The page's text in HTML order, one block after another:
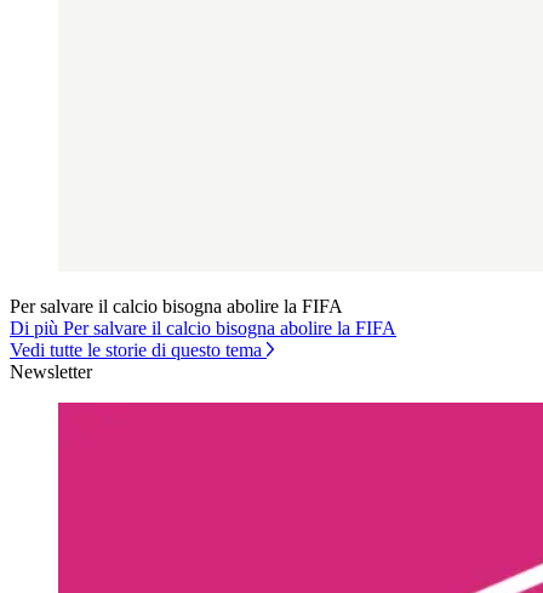
Per salvare il calcio bisogna abolire la FIFA
Di più Per salvare il calcio bisogna abolire la FIFA
Vedi tutte le storie di questo tema
Newsletter